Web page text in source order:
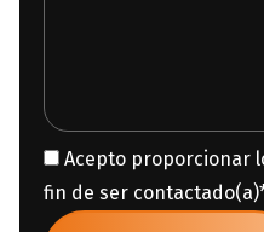
Acepto proporcionar
fin de ser contactado(a)